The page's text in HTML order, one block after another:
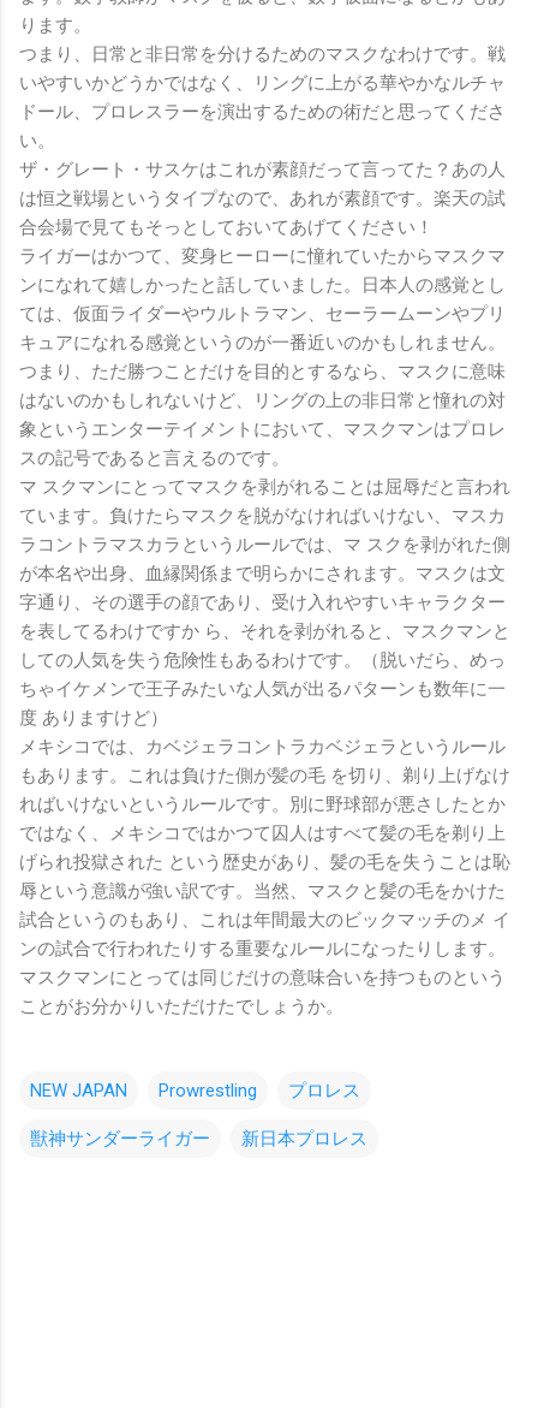
ります。
つまり、日常と非日常を分けるためのマスクなわけです。戦
いやすいかどうかではなく、リングに上がる華やかなルチャ
ドール、プロレスラーを演出するための術だと思ってくださ
い。
ザ・グレート・サスケはこれが素顔だって言ってた？あの人
は恒之戦場というタイプなので、あれが素顔です。楽天の試
合会場で見てもそっとしておいてあげてください！
ライガーはかつて、変身ヒーローに憧れていたからマスクマ
ンになれて嬉しかったと話していました。日本人の感覚とし
ては、仮面ライダーやウルトラマン、セーラームーンやプリ
キュアになれる感覚というのが一番近いのかもしれません。
つまり、ただ勝つことだけを目的とするなら、マスクに意味
はないのかもしれないけど、リングの上の非日常と憧れの対
象というエンターテイメントにおいて、マスクマンはプロレ
スの記号であると言えるのです。
マ スクマンにとってマスクを剥がれることは屈辱だと言われ
ています。負けたらマスクを脱がなければいけない、マスカ
ラコントラマスカラというルールでは、マ スクを剥がれた側
が本名や出身、血縁関係まで明らかにされます。マスクは文
字通り、その選手の顔であり、受け入れやすいキャラクター
を表してるわけですか ら、それを剥がれると、マスクマンと
しての人気を失う危険性もあるわけです。（脱いだら、めっ
ちゃイケメンで王子みたいな人気が出るパターンも数年に一
度 ありますけど）
メキシコでは、カベジェラコントラカベジェラというルール
もあります。これは負けた側が髪の毛 を切り、剃り上げなけ
ればいけないというルールです。別に野球部が悪さしたとか
ではなく、メキシコではかつて囚人はすべて髪の毛を剃り上
げられ投獄された という歴史があり、髪の毛を失うことは恥
辱という意識が強い訳です。当然、マスクと髪の毛をかけた
試合というのもあり、これは年間最大のビックマッチのメ イ
ンの試合で行われたりする重要なルールになったりします。
マスクマンにとっては同じだけの意味合いを持つものという
ことがお分かりいただけたでしょうか。
NEW JAPAN Prowrestling プロレス
獣神サンダーライガー 新日本プロレス